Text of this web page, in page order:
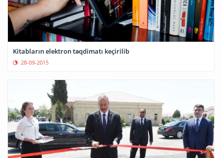
Kitabların elektron təqdimatı keçirilib
28-09-2015